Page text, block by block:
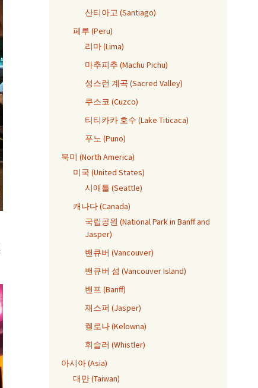
산티아고 (Santiago)
페루 (Peru)
리마 (Lima)
마추피추 (Machu Pichu)
성스런 계곡 (Sacred Valley)
쿠스코 (Cuzco)
티티카카 호수 (Lake Titicaca)
푸노 (Puno)
북미 (North America)
미국 (United States)
시애틀 (Seattle)
캐나다 (Canada)
국립공원 (National Park in Banff and
Jasper)
밴큐버 (Vancouver)
밴큐버 섬 (Vancouver Island)
밴프 (Banff)
재스퍼 (Jasper)
켈로나 (Kelowna)
휘슬러 (Whistler)
아시아 (Asia)
대만 (Taiwan)